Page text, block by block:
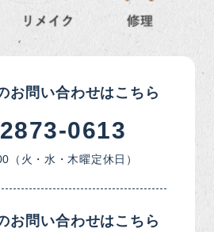
お問い合わせはこちら
0613
（火・水・木曜定休日）
お問い合わせはこちら